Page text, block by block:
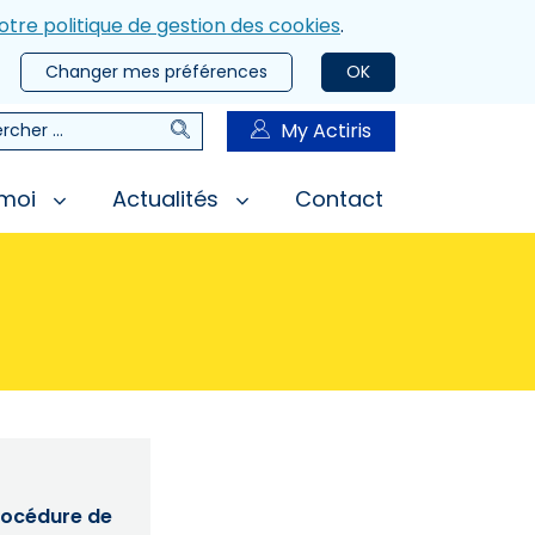
politique de gestion des cookies.
OK
Changer mes préférences
RechercherMy Actiris
Actualités Contact
de